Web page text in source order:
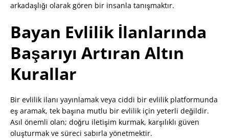
arkadaşlığı olarak gören bir insanla tanışmaktır.
Bayan Evlilik İlanlarında
Başarıyı Artıran Altın
Kurallar
Bir evlilik ilanı yayınlamak veya ciddi bir evlilik platformunda
eş aramak, tek başına mutlu bir evlilik için yeterli değildir.
Asıl önemli olan; doğru iletişim kurmak, karşılıklı güven
oluşturmak ve süreci sabırla yönetmektir.